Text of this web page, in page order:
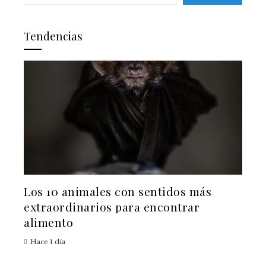
Tendencias
Los 10 animales con sentidos más
extraordinarios para encontrar
alimento
Hace 1 día